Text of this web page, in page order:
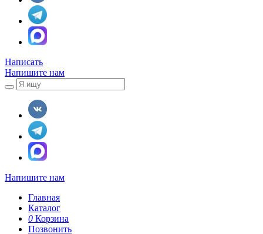
Написать
Напишите нам
Напишите нам
Главная
Каталог
0 Корзина
Позвонить